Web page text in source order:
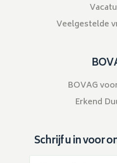
Veelgestelde
BOVAG
Erkend
Schrijf u in voor